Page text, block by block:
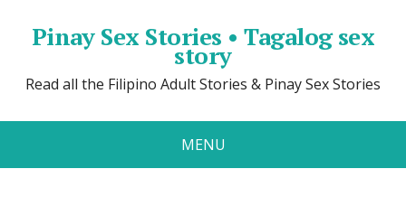
Pinay Sex Stories • Tagalog sex
story
Read all the Filipino Adult Stories & Pinay Sex Stories
MENU